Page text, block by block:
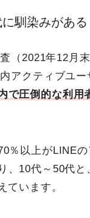
馴染みがある
（2021年12月
アクティブユ
で圧倒的な利用
％以上がLINE
、10代～50代
ています。